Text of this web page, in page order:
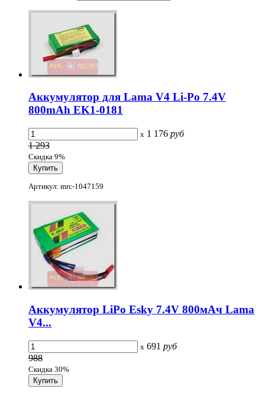
Аккумулятор для Lama V4 Li-Po 7.4V
800mAh EK1-0181
x 1 176 руб
1 293
Скидка 9%
Артикул: mrc-1047159
Аккумулятор LiPo Esky 7.4V 800мАч Lama
V4...
x 691 руб
988
Скидка 30%